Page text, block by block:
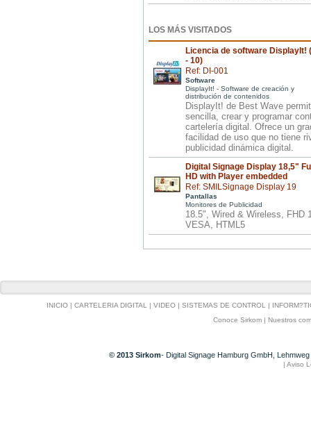
LOS MÁS VISITADOS
Licencia de software DisplayIt!
- 10)
Ref: DI-001
Software
DisplayIt! - Software de creación y
distribución de contenidos
DisplayIt! de Best Wave
sencilla, crear y programar
cartelería digital. Ofrece un
facilidad de uso que no tiene
publicidad dinámica digital.
Digital Signage Display 18,5"
HD with Player embedded
Ref: SMILSignage Display 19
Pantallas
Monitores de Publicidad
18.5", Wired & Wireless, FHD
VESA, HTML5
INICIO | CARTELERIA DIGITAL | VIDEO | SISTEMAS DE CONTROL |
Conoce Sirkom| Nuestros
© 2013 Sirkom- Digital Signage Hamburg GmbH,
| Aviso